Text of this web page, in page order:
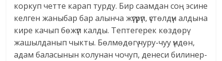
коркуп четте карап турду. Бир саамдан соң эсине
келген жаныбар бар алынча жүгүрүп, үстөлдүн алдына
кире качып бөжүп калды. Тептегерек көздөрү
жашылданып чыкты. Бөлмөдөгү чуру-чуу үндөн,
адам баласынын колунан чочуп, денеси билинер-